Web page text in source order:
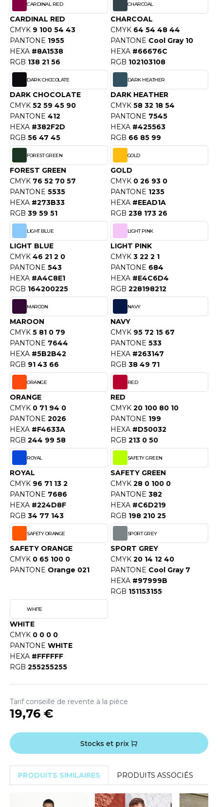
SHIRT
PROFESSIONNELLE
- BLOUSON
SERIE
GEN
MORNING STUDIOS
SEGURIDAD
DUICK
LEWIS
ATHLETIC®
ATHLETIC® COLLECTION
ETIQUETTE
DENIM
JAYS
ONE TOWELLING
CARDINAL RED
CARDINAL RED
CMYK 9 100 54 43
PANTONE 1955
HEXA #8A1538
RGB 138 21 56
CHARCOAL
CHARCOAL
CMYK 64 54 48 44
PANTONE Cool Gray 10
HEXA #66676C
RGB 102103108
DARK CHOCOLATE
DARK CHOCOLATE
CMYK 52 59 45 90
PANTONE 412
HEXA #382F2D
RGB 56 47 45
DARK HEATHER
DARK HEATHER
CMYK 58 32 18 54
PANTONE 7545
HEXA #425563
RGB 66 85 99
FOREST GREEN
FOREST GREEN
CMYK 76 52 70 57
PANTONE 5535
HEXA #273B33
RGB 39 59 51
GOLD
GOLD
CMYK 0 26 93 0
PANTONE 1235
HEXA #EEAD1A
RGB 238 173 26
LIGHT BLUE
LIGHT BLUE
CMYK 46 21 2 0
PANTONE 543
HEXA #A4C8E1
RGB 164200225
LIGHT PINK
LIGHT PINK
CMYK 3 22 2 1
PANTONE 684
HEXA #E4C6D4
RGB 228198212
MAROON
MAROON
CMYK 5 81 0 79
PANTONE 7644
HEXA #5B2B42
RGB 91 43 66
NAVY
NAVY
CMYK 95 72 15 67
PANTONE 533
HEXA #263147
RGB 38 49 71
ORANGE
ORANGE
CMYK 0 71 94 0
PANTONE 2026
HEXA #F4633A
RGB 244 99 58
RED
RED
CMYK 20 100 80 10
PANTONE 199
HEXA #D50032
RGB 213 0 50
ROYAL
ROYAL
CMYK 96 71 13 2
PANTONE 7686
HEXA #224D8F
RGB 34 77 143
SAFETY GREEN
SAFETY GREEN
CMYK 28 0 100 0
PANTONE 382
HEXA #C6D219
RGB 198 210 25
SAFETY ORANGE
SAFETY ORANGE
CMYK 0 65 100 0
PANTONE Orange 021
SPORT GREY
SPORT GREY
CMYK 20 14 12 40
PANTONE Cool Gray 7
HEXA #97999B
RGB 151153155
WHITE
WHITE
CMYK 0 0 0 0
PANTONE WHITE
HEXA #FFFFFF
RGB 255255255
Tarif conseillé de revente à la pièce
19,76 €
Stocks et prix
PRODUITS SIMILAIRES PRODUITS ASSOCIÉS